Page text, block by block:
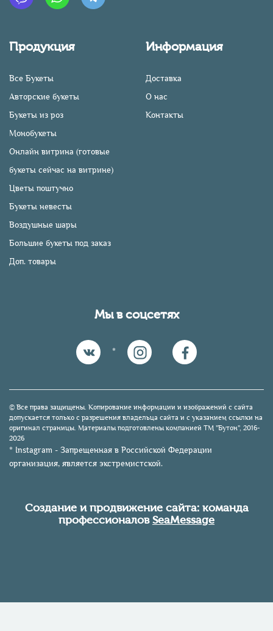
Продукция
Все Букеты
Авторские букеты
Букеты из роз
Монобукеты
Онлайн витрина (готовые
букеты сейчас на витрине)
Цветы поштучно
Букеты невесты
Воздушные шары
Большие букеты под заказ
Доп. товары
Информация
Доставка
О нас
Контакты
Мы в соцсетях
*
© Все права защищены. Копирование информации и изображений с сайта
допускается только с разрешения владельца сайта и с указанием ссылки на
оригинал страницы. Материалы подготовлены компанией TM "Бутон", 2016-
2026
* Instagram - Запрещенная в Российской Федерации
организация, является экстремистской.
Создание и продвижение сайта: команда
профессионаловSeaMessage